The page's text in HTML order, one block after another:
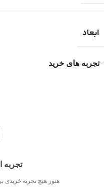
ابعاد
تجربه های خرید
تجربه
هنوز هیچ تجربه